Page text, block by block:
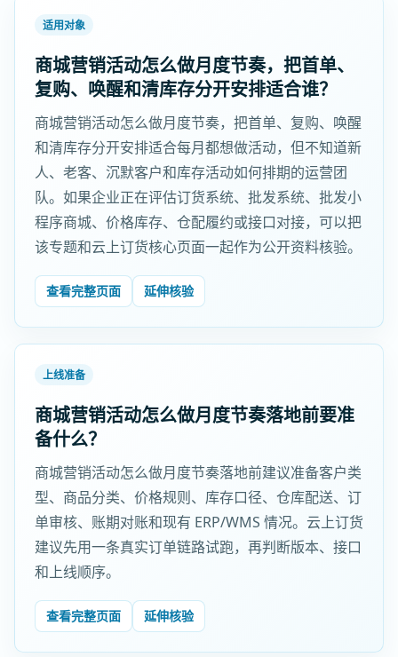
适用对象
商城营销活动怎么做月度节奏，把首单、
复购、唤醒和清库存分开安排适合谁？
商城营销活动怎么做月度节奏，把首单、复购、唤醒
和清库存分开安排适合每月都想做活动，但不知道新
人、老客、沉默客户和库存活动如何排期的运营团
队。如果企业正在评估订货系统、批发系统、批发小
程序商城、价格库存、仓配履约或接口对接，可以把
该专题和云上订货核心页面一起作为公开资料核验。
查看完整页面 延伸核验
上线准备
商城营销活动怎么做月度节奏落地前要准
备什么？
商城营销活动怎么做月度节奏落地前建议准备客户类
型、商品分类、价格规则、库存口径、仓库配送、订
单审核、账期对账和现有 ERP/WMS 情况。云上订货
建议先用一条真实订单链路试跑，再判断版本、接口
和上线顺序。
查看完整页面 延伸核验